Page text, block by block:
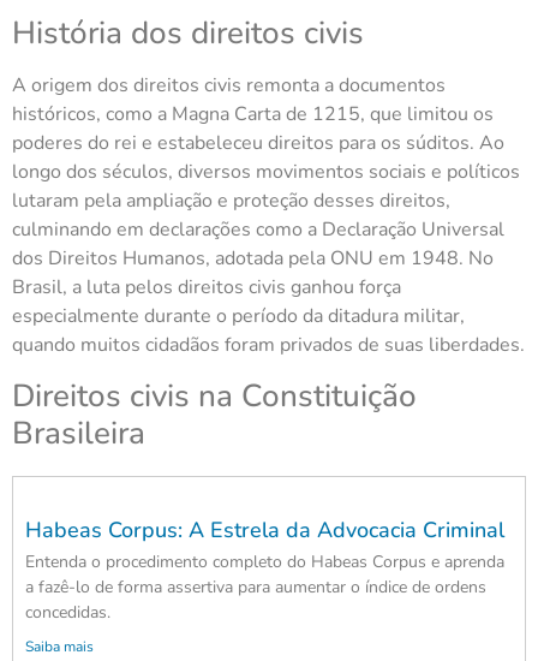
História dos direitos civis
A origem dos direitos civis remonta a documentos
históricos, como a Magna Carta de 1215, que limitou os
poderes do rei e estabeleceu direitos para os súditos. Ao
longo dos séculos, diversos movimentos sociais e políticos
lutaram pela ampliação e proteção desses direitos,
culminando em declarações como a Declaração Universal
dos Direitos Humanos, adotada pela ONU em 1948. No
Brasil, a luta pelos direitos civis ganhou força
especialmente durante o período da ditadura militar,
quando muitos cidadãos foram privados de suas liberdades.
Direitos civis na Constituição
Brasileira
Habeas Corpus: A Estrela da Advocacia Criminal
Entenda o procedimento completo do Habeas Corpus e aprenda
a fazê-lo de forma assertiva para aumentar o índice de ordens
concedidas.
Saiba mais